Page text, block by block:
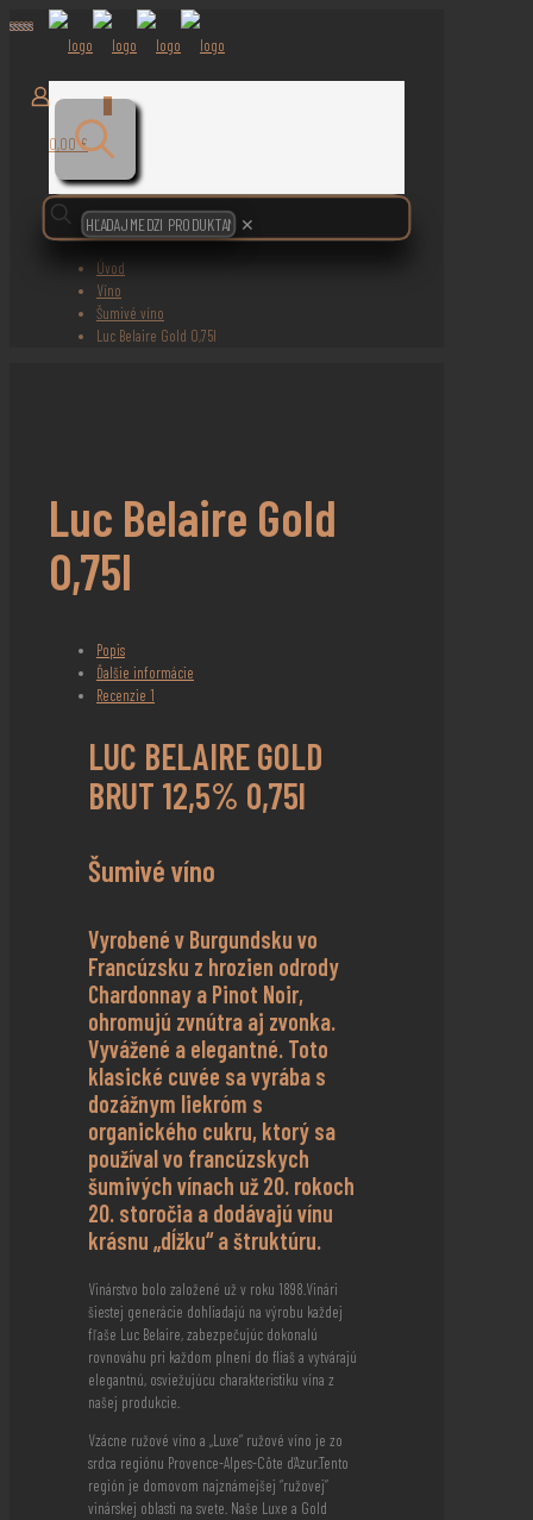
0,00 €
✕
Úvod
Víno
Šumivé víno
Luc Belaire Gold 0,75l
Luc Belaire Gold
0,75l
Popis
Ďalšie informácie
Recenzie 1
LUC BELAIRE GOLD
BRUT 12,5% 0,75l
Šumivé víno
Vyrobené v Burgundsku vo
Francúzsku z hrozien odrody
Chardonnay a Pinot Noir,
ohromujú zvnútra aj zvonka.
Vyvážené a elegantné. Toto
klasické cuvée sa vyrába s
dozážnym liekróm s
organického cukru, ktorý sa
používal vo francúzskych
šumivých vínach už 20. rokoch
20. storočia a dodávajú vínu
krásnu „dĺžku“ a štruktúru.
Vinárstvo bolo založené už v roku 1898.Vinári
šiestej generácie dohliadajú na výrobu každej
fľaše Luc Belaire, zabezpečujúc dokonalú
rovnováhu pri každom plnení do fliaš a vytvárajú
elegantnú, osviežujúcu charakteristiku vína z
našej produkcie.
Vzácne ružové víno a „Luxe“ ružové víno je zo
srdca regiónu Provence-Alpes-Côte d’Azur.Tento
región je domovom najznámejšej “ružovej”
vinárskej oblasti na svete. Naše Luxe a Gold